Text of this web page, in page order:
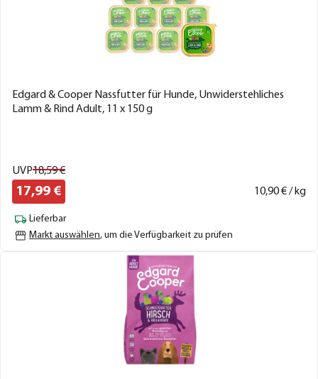
Edgard & Cooper Nassfutter für Hunde, Unwiderstehliches
Lamm & Rind Adult, 11 x 150 g
UVP18,59€
17,99 € 10,90€ / kg
Lieferbar
Markt auswählen, um die Verfügbarkeit zu prüfen